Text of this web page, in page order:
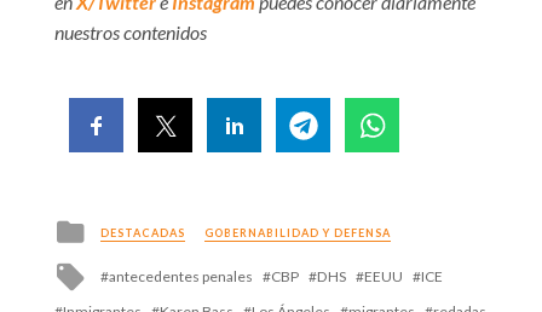
nuestros contenidos
Posted
in
DESTACADAS GOBERNABILIDAD Y DEFENSA
Tagged
antecedentes penales CBP DHS EEUU
ICE